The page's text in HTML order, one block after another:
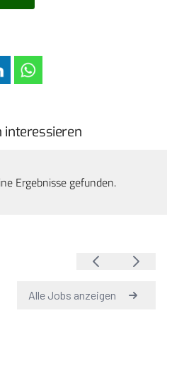
interessieren
Ergebnisse gefunden.